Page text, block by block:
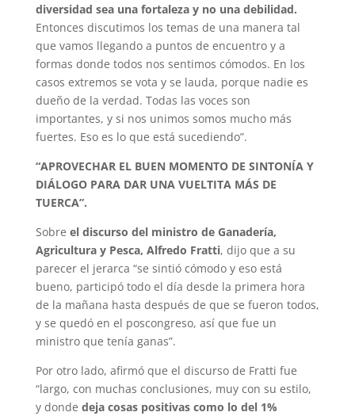
diversidad sea una fortaleza y no una debilidad.
Entonces discutimos los temas de una manera tal
que vamos llegando a puntos de encuentro y a
formas donde todos nos sentimos cómodos. En los
casos extremos se vota y se lauda, porque nadie es
dueño de la verdad. Todas las voces son
importantes, y si nos unimos somos mucho más
fuertes. Eso es lo que está sucediendo”.
“APROVECHAR EL BUEN MOMENTO DE SINTONÍA Y
DIÁLOGO PARA DAR UNA VUELTITA MÁS DE
TUERCA”.
Sobre el discurso del ministro de Ganadería,
Agricultura y Pesca, Alfredo Fratti, dijo que a su
parecer el jerarca “se sintió cómodo y eso está
bueno, participó todo el día desde la primera hora
de la mañana hasta después de que se fueron todos,
y se quedó en el poscongreso, así que fue un
ministro que tenía ganas”.
Por otro lado, afirmó que el discurso de Fratti fue
“largo, con muchas conclusiones, muy con su estilo,
y donde deja cosas positivas como lo del 1%